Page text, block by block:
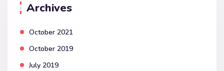
Archives
October 2021
October 2019
July 2019